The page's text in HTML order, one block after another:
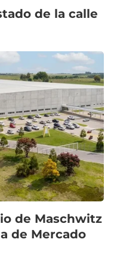
de la calle
de Maschwitz
de Mercado